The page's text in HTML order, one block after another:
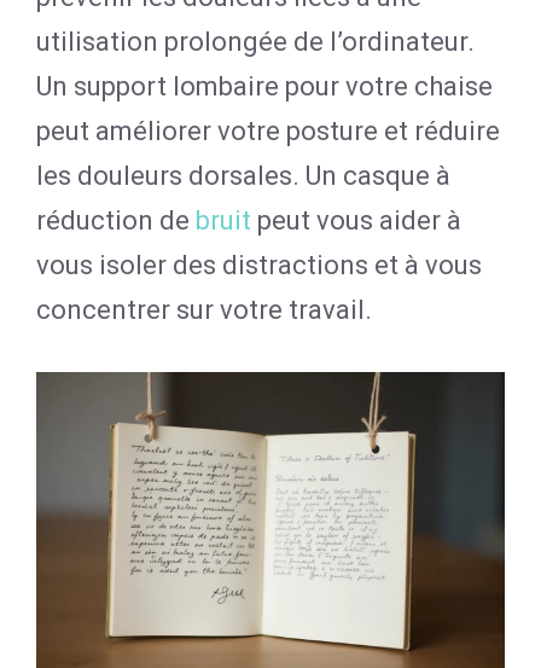
utilisation prolongée de l’ordinateur.
Un support lombaire pour votre chaise
peut améliorer votre posture et réduire
les douleurs dorsales. Un casque à
réduction de bruit peut vous aider à
vous isoler des distractions et à vous
concentrer sur votre travail.